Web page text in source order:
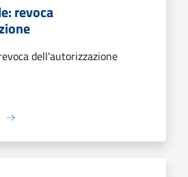
revoca
dell'autorizzazione